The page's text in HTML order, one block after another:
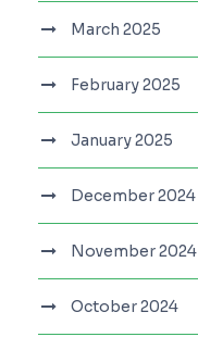
March 2025
February 2025
January 2025
December 2024
November 2024
October 2024